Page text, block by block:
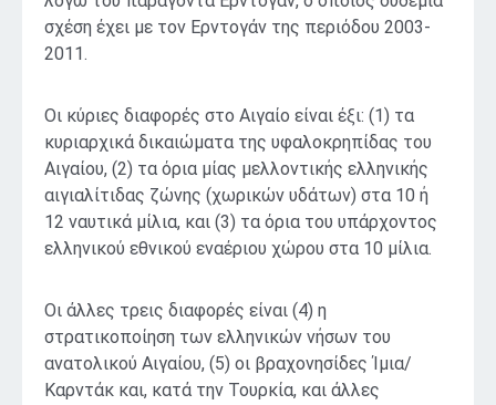
σχέση έχει με τον Ερντογάν της περιόδου 2003-
2011.
Οι κύριες διαφορές στο Αιγαίο είναι έξι: (1) τα
κυριαρχικά δικαιώματα της υφαλοκρηπίδας του
Αιγαίου, (2) τα όρια μίας μελλοντικής ελληνικής
αιγιαλίτιδας ζώνης (χωρικών υδάτων) στα 10 ή
12 ναυτικά μίλια, και (3) τα όρια του υπάρχοντος
ελληνικού εθνικού εναέριου χώρου στα 10 μίλια.
Οι άλλες τρεις διαφορές είναι (4) η
στρατικοποίηση των ελληνικών νήσων του
ανατολικού Αιγαίου, (5) οι βραχονησίδες Ίμια/
Καρντάκ και, κατά την Τουρκία, και άλλες